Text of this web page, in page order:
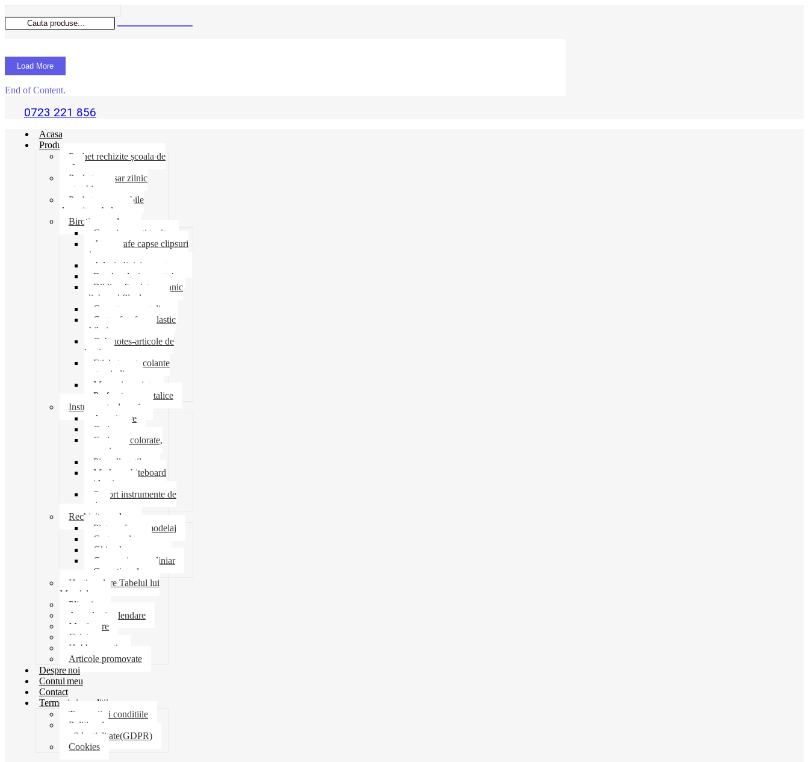
Load More
End of Content.
0723 221 856
Acasa
Produse
Pachet rechizite școala de
vară
Pachet necesar zilnic
pentru birou
Pachet consumabile
depozit-ambalare
Birotica-produse
Cosuri suporti tavite
Ace agrafe capse clipsuri
pioneze
Adeziv lipici corectoare
Banda adeziva-scotch
Biblioraft caiet mecanic
clipboard file dosare
Capsatoare metalice
Cutter foarfeca elastic
ghilotina magnet
Cub notes-articole de
hartie
Etichete autocolante
carton indigo
Mape si serviete
Perforatoare metalice
Instrumente de scris
Ascutitoare
Carioca
Creioane colorate,
mecanice
Pix roller stilou
Marker whiteboard
evidentiator
Suport instrumente de
scris
Rechizite scolare
Pictura desen modelaj
Creta scolara
Ghiozdane penare
Geometrie trusa liniar
Coperti scolare
Harti scolare Tabelul lui
Mendeleev
Plicuri
Agende si calendare
Martisoare
Caiete
Hobby creatie
Articole promovate
Despre noi
Contul meu
Contact
Termeni si conditii
Termenii si conditiile
Politica de
confidentialitate(GDPR)
Cookies